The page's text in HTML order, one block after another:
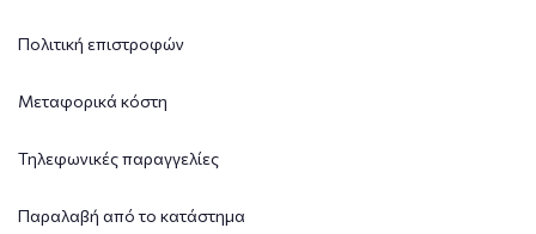
Πολιτική επιστροφών
Μεταφορικά κόστη
Τηλεφωνικές παραγγελίες
Παραλαβή από το κατάστημα